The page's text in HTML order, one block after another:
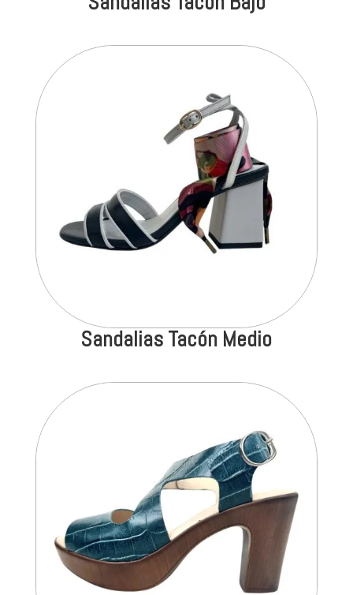
Sandalias Tacón Medio